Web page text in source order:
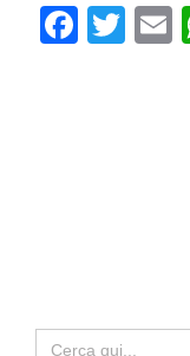
Search